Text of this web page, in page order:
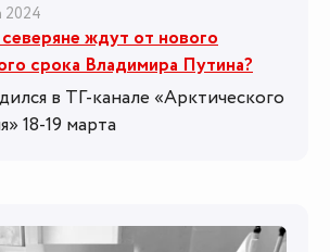
2024
ждут от нового
срока Владимира Путина?
в ТГ-канале «Арктического
18-19 марта